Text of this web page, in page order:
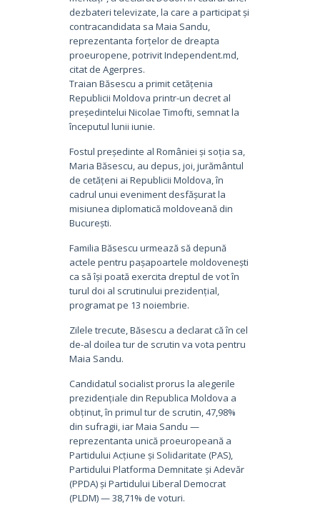
dezbateri televizate, la care a participat și
contracandidata sa Maia Sandu,
reprezentanta forțelor de dreapta
proeuropene, potrivit Independent.md,
citat de Agerpres.
Traian Băsescu a primit cetățenia
Republicii Moldova printr-un decret al
președintelui Nicolae Timofti, semnat la
începutul lunii iunie.
Fostul președinte al României și soția sa,
Maria Băsescu, au depus, joi, jurământul
de cetățeni ai Republicii Moldova, în
cadrul unui eveniment desfășurat la
misiunea diplomatică moldoveană din
București.
Familia Băsescu urmează să depună
actele pentru pașapoartele moldovenești
ca să își poată exercita dreptul de vot în
turul doi al scrutinului prezidențial,
programat pe 13 noiembrie.
Zilele trecute, Băsescu a declarat că în cel
de-al doilea tur de scrutin va vota pentru
Maia Sandu.
Candidatul socialist prorus la alegerile
prezidențiale din Republica Moldova a
obținut, în primul tur de scrutin, 47,98%
din sufragii, iar Maia Sandu —
reprezentanta unică proeuropeană a
Partidului Acțiune și Solidaritate (PAS),
Partidului Platforma Demnitate și Adevăr
(PPDA) și Partidului Liberal Democrat
(PLDM) — 38,71% de voturi.